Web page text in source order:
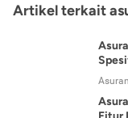
Artikel terkait